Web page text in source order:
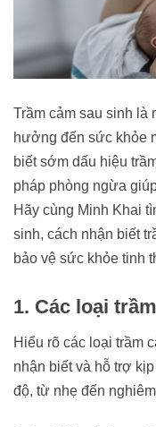
Trầm cảm sau sinh là
hưởng đến sức khỏe
biết sớm dấu hiệu
pháp phòng ngừa
Hãy cùng Minh Khai
sinh, cách nhận biết
bảo vệ sức khỏe tinh
1. Các loại
Hiểu rõ các loại trầm
nhận biết và hỗ trợ
độ, từ nhẹ đến